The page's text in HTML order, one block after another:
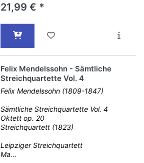
21,99 € *
Felix Mendelssohn - Sämtliche
Streichquartette Vol. 4
Felix Mendelssohn (1809-1847)
Sämtliche Streichquartette Vol. 4
Oktett op. 20
Streichquartett (1823)
Leipziger Streichquartett
Ma...